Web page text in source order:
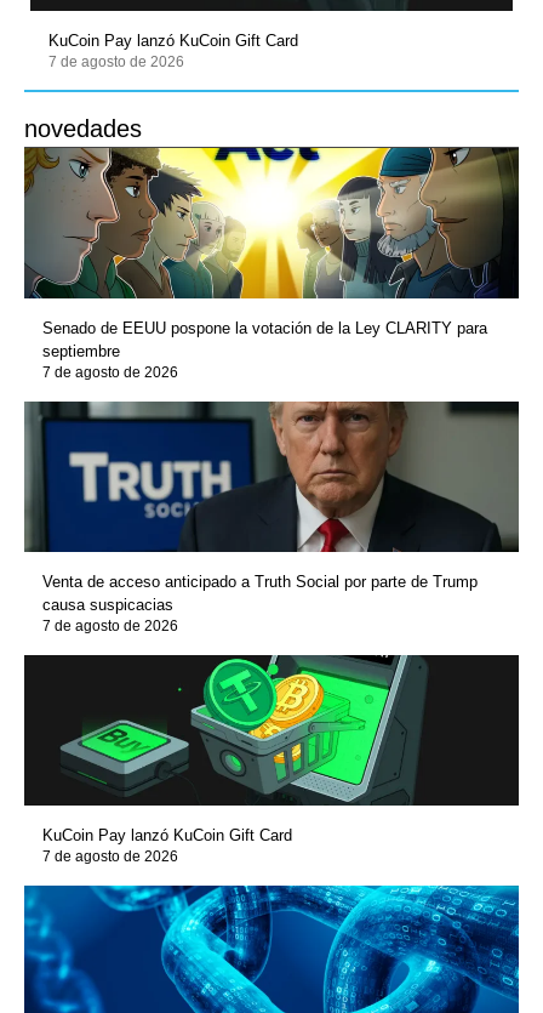
KuCoin Pay lanzó KuCoin Gift Card
7 de agosto de 2026
novedades
Senado de EEUU pospone la votación de la Ley CLARITY para
septiembre
7 de agosto de 2026
Venta de acceso anticipado a Truth Social por parte de Trump
causa suspicacias
7 de agosto de 2026
KuCoin Pay lanzó KuCoin Gift Card
7 de agosto de 2026